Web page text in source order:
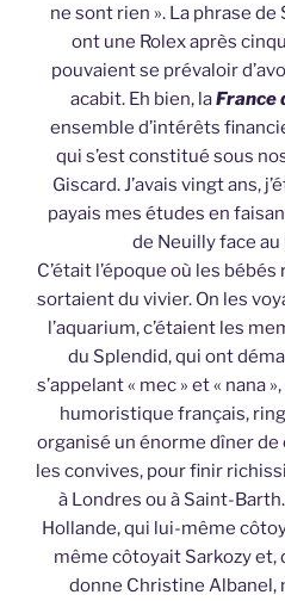
ne sont rien ». La phrase
ont une Rolex après
pouvaient se prévaloir
acabit. Eh bien, laFrance
ensemble d’intérêts
qui s’est constitué sous
Giscard. J’avais vingt ans,
payais mes études en
de Neuilly face
C’était l’époque où les
sortaient du vivier. On les
l’aquarium, c’étaient les
du Splendid, qui ont
s’appelant « mec » et « nana
humoristique français,
organisé un énorme dîner
les convives, pour finir
à Londres ou à Saint-
Hollande, qui lui-même
même côtoyait Sarkozy et,
donne Christine Albanel,